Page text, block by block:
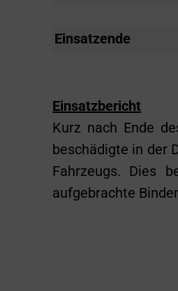
Einsatzende
Einsatzbericht
Kurz nach Ende
beschädigte in der
Fahrzeugs. Dies
aufgebrachte